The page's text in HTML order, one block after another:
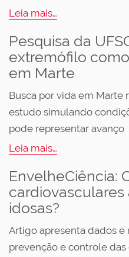
Leia mais…
Pesquisa da
extremófilo
em Marte
Busca por vida em Marte
estudo simulando
pode representar avanço
Leia mais…
EnvelheCiência:
idosas?
Artigo apresenta dados e
prevenção e controle